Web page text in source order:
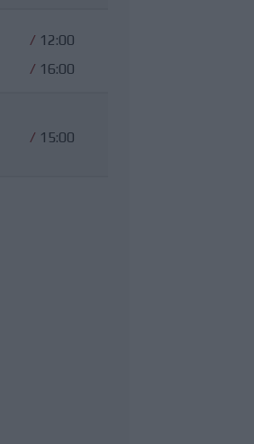
/ 12:00
/ 16:00
/ 15:00